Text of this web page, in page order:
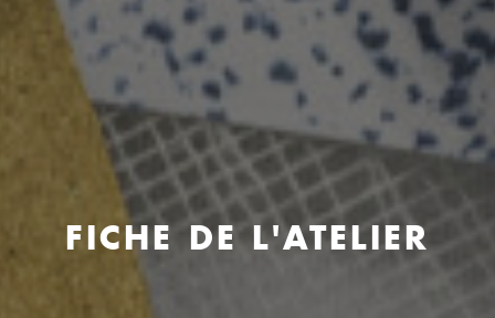
FICHE DE L'ATELIER